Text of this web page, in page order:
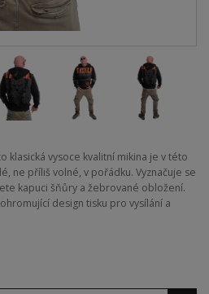
klasická vysoce kvalitní mikina je v této
ne příliš volné, v pořádku. Vyznačuje se
kapuci šňůry a žebrované obložení.
design tisku pro vysílání a